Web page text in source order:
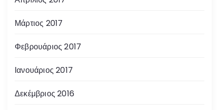
Μάρτιος 2017
Φεβρουάριος 2017
Ιανουάριος 2017
Δεκέμβριος 2016